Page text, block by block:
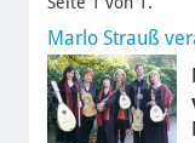
Marlo Strauß